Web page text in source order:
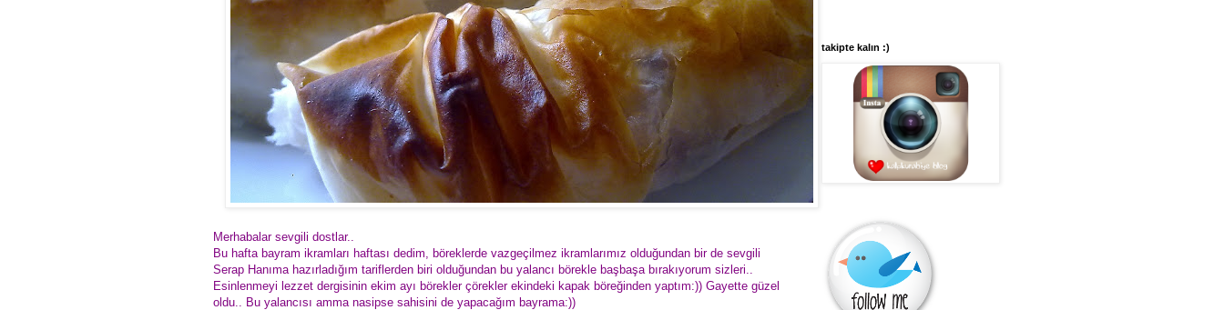
Merhabalar sevgili dostlar..
Bu hafta bayram ikramları haftası dedim, böreklerde vazgeçilmez ikramlarımız olduğundan bir de sevgili
Serap Hanıma hazırladığım tariflerden biri olduğundan bu yalancı börekle başbaşa bırakıyorum sizleri..
Esinlenmeyi lezzet dergisinin ekim ayı börekler çörekler ekindeki kapak böreğinden yaptım:)) Gayette güzel
oldu.. Bu yalancısı amma nasipse sahisini de yapacağım bayrama:))
takipte kalın :)